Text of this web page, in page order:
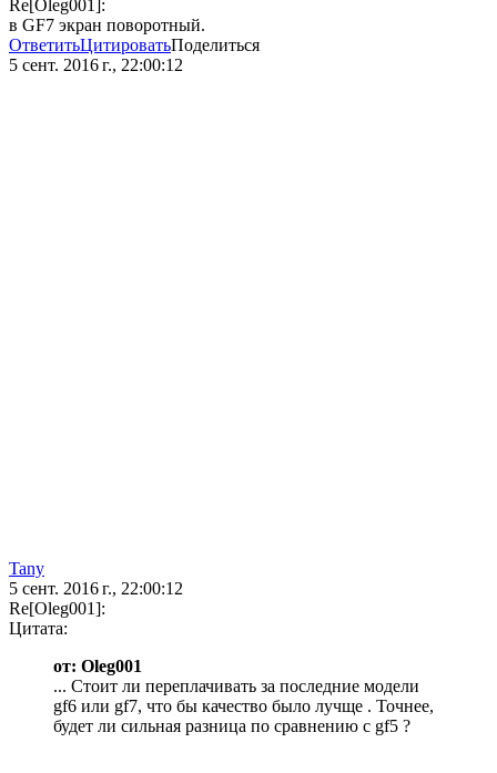
Re[Oleg001]:
в GF7 экран поворотный.
ОтветитьЦитироватьПоделиться
5 сент. 2016 г., 22:00:12
Tany
5 сент. 2016 г., 22:00:12
Re[Oleg001]:
Цитата:
от: Oleg001
... Стоит ли переплачивать за последние модели
gf6 или gf7, что бы качество было лучще . Точнее,
будет ли сильная разница по сравнению c gf5 ?